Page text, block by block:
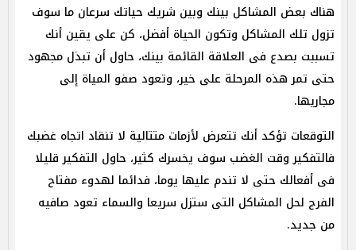
هناك بعض المشاكل بينك وبين شريك حياتك سرعان ما سوف
تزول تلك المشاكل وتكون الحياة أفضل، كن على يقين أنك
تسببت بصدع فى العلاقة القائمة بينك، حاول أن تبذل مجهود
حتى تمر هذه المرحلة على خير، وتعود صفو المياة إلى
مجاريها.
التوقعات تؤكد أنك تتعرض لأزمات متتالية لا تنقاد اتجاه غضبك
فالتفكير وقت الغضب سوف يخسرك كثير، حاول التفكير قليلا
فى أفعالك حتى لا تندم عليها يوما، فدائما لهدوء مفتاح
الفرج لحل المشاكل التى ستزل سريعا والسماء تعود صافيه
من جديد.